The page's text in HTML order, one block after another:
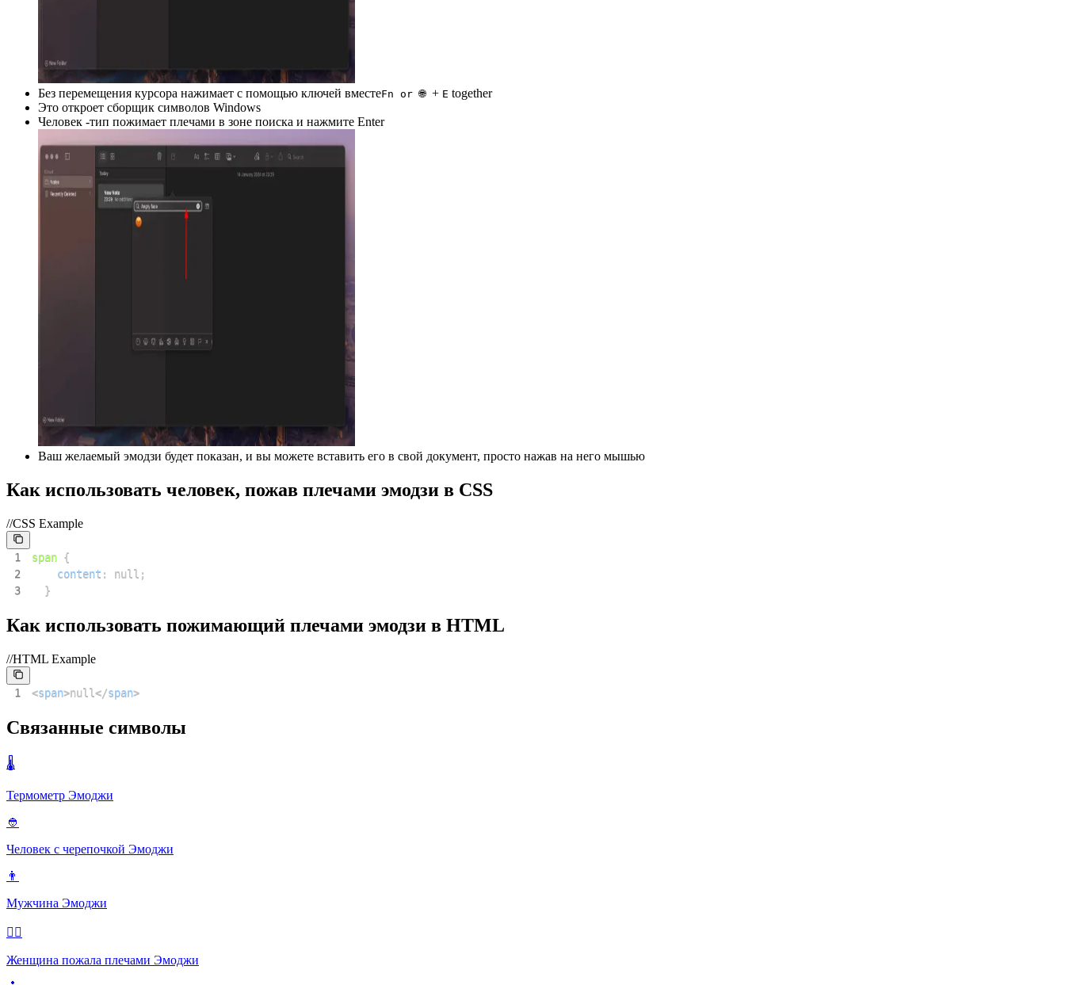
Без перемещения курсора нажимает с помощью ключей вместеFn or 🌐 + E together
Это откроет сборщик символов Windows
Человек -тип пожимает плечами в зоне поиска и нажмите Enter
Ваш желаемый эмодзи будет показан, и вы можете вставить его в свой документ, просто нажав на него мышью
Как использовать человек, пожав плечами эмодзи в CSS
//CSS Example
1 span {
2
content : null ;
3
}
Как использовать пожимающий плечами эмодзи в HTML
//HTML Example
1 <span>null</span>
Связанные символы
🌡
Термометр Эмоджи
👲
Человек с черепочкой Эмоджи
👨
Мужчина Эмоджи
🤷‍♀️
Женщина пожала плечами Эмоджи